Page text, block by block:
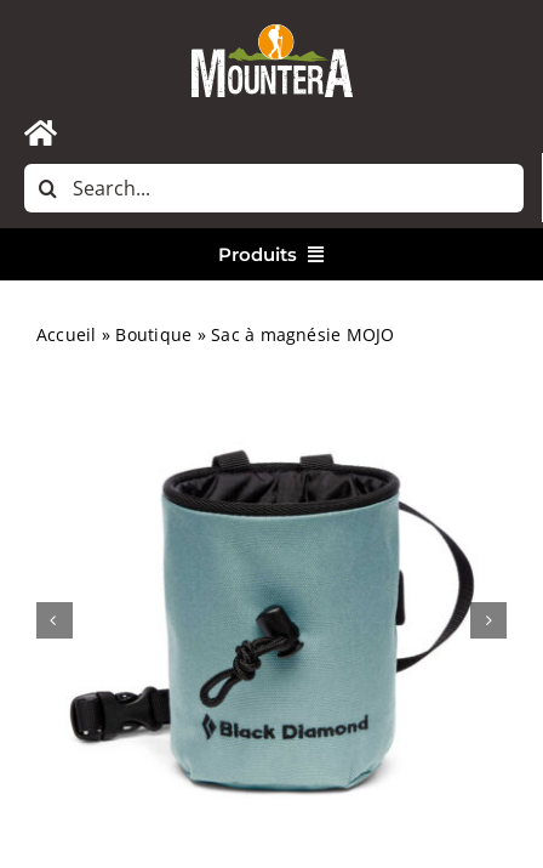
Toggle
Navigation
Accueil
Rechercher:
Produits
Bivouac
Escalade / Alpinisme
Bons Plans
Accueil » Boutique »Sac à magnésie MOJO